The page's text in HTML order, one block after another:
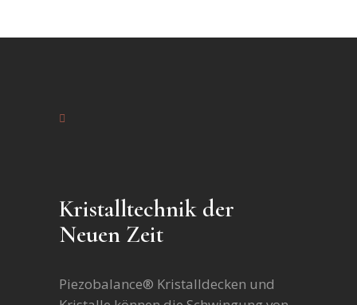
Kristalltechnik der
Neuen Zeit
Piezobalance® Kristalldecken und